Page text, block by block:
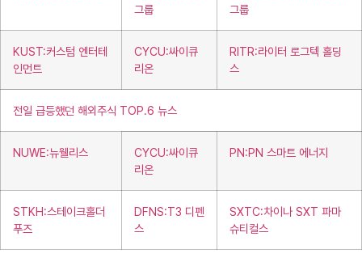
그룹
그룹
KUST:커스텀 엔터테
인먼트
CYCU:싸이큐
리온
RITR:라이터 로그텍 홀딩
스
전일 급등했던 해외주식 TOP.6 뉴스
NUWE:뉴웰리스
CYCU:싸이큐
리온
PN:PN 스마트 에너지
STKH:스테이크홀더
푸즈
DFNS:T3 디펜
스
SXTC:차이나 SXT 파마
슈티컬스